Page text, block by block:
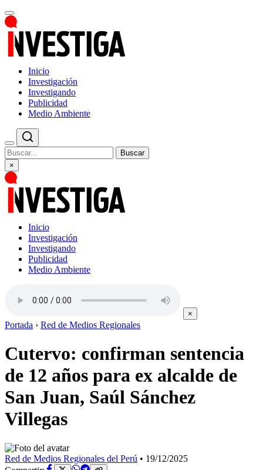
Inicio
Investigación
Investigando
Publicidad
Medio Ambiente
Buscar
×
Inicio
Investigación
Investigando
Publicidad
Medio Ambiente
×
Portada › Red de Medios Regionales
Cutervo: confirman sentencia
de 12 años para ex alcalde de
San Juan, Saúl Sánchez
Villegas
Red de Medios Regionales del Perú • 19/12/2025